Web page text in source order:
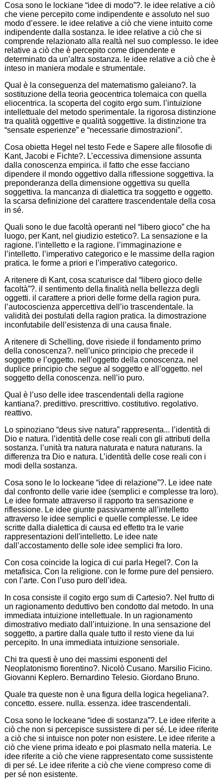
Cosa sono le lockiane “idee di modo”?. le idee relative a ciò
che viene percepito come indipendente e assoluto nel suo
modo d’essere. le idee relative a ciò che viene intuito come
indipendente dalla sostanza. le idee relative a ciò che si
comprende relazionato alla realtà nel suo complesso. le idee
relative a ciò che è percepito come dipendente e
determinato da un’altra sostanza. le idee relative a ciò che è
inteso in maniera modale e strumentale.
Qual è la conseguenza del matematismo galeiano?. la
sostituzione della teoria geocentrica tolemaica con quella
eliocentrica. la scoperta del cogito ergo sum. l’intuizione
intellettuale del metodo sperimentale. la rigorosa distinzione
tra qualità oggettive e qualità soggettive. la distinzione tra
“sensate esperienze” e “necessarie dimostrazioni”.
Cosa obietta Hegel nel testo Fede e Sapere alle filosofie di
Kant, Jacobi e Fichte?. L’eccessiva dimensione assunta
dalla conoscenza empirica. il fatto che esse facciano
dipendere il mondo oggettivo dalla riflessione soggettiva. la
preponderanza della dimensione oggettiva su quella
soggettiva. la mancanza di dialettica tra soggetto e oggetto.
la scarsa definizione del carattere trascendentale della cosa
in sé.
Quali sono le due facoltà operanti nel “libero gioco” che ha
luogo, per Kant, nel giudizio estetico?. La sensazione e la
ragione. l’intelletto e la ragione. l’immaginazione e
l’intelletto. l’imperativo categorico e le massime della ragion
pratica. le forme a priori e l’imperativo categorico.
A ritenere di Kant, cosa scaturisce dal “libero gioco delle
facoltà”?. il sentimento della finalità nella bellezza degli
oggetti. il carattere a priori delle forme della ragion pura.
l’autocoscienza appercettiva dell’io trascendentale. la
validità dei postulati della ragion pratica. la dimostrazione
inconfutabile dell’esistenza di una causa finale.
A ritenere di Schelling, dove risiede il fondamento primo
della conoscenza?. nell’unico principio che precede il
soggetto e l’oggetto. nell’oggetto della conoscenza. nel
duplice principio che segue al soggetto e all’oggetto. nel
soggetto della conoscenza. nell’io puro.
Qual è l’uso delle idee trascendentali della ragione
kantiana?. predittivo. prescrittivo. costitutivo. regolativo.
reattivo.
Lo spinoziano “deus sive natura” rappresenta... l’identità di
Dio e natura. l’identità delle cose reali con gli attributi della
sostanza. l’unità tra natura naturata e natura naturans. la
differenza tra Dio e natura. L’identità delle cose reali con i
modi della sostanza.
Cosa sono le lo lockeane “idee di relazione”?. Le idee nate
dal confronto delle varie idee (semplici e complesse tra loro).
Le idee formate attraverso il rapporto tra sensazione e
riflessione. Le idee giunte passivamente all’intelletto
attraverso le idee semplici e quelle complesse. Le idee
scritte dalla dialettica di causa ed effetto tra le varie
rappresentazioni dell'intelletto. Le idee nate
dall’accostamento delle sole idee semplici fra loro.
Con cosa coincide la logica di cui parla Hegel?. Con la
metafisica. Con la religione. con le forme pure del pensiero.
con l’arte. Con l’uso puro dell’idea.
In cosa consiste il cogito ergo sum di Cartesio?. Nel frutto di
un ragionamento deduttivo ben condotto dal metodo. In una
immediata intuizione intellettuale. In un ragionamento
dimostrativo mediato dall’intuizione. In una sensazione del
soggetto, a partire dalla quale tutto il resto viene da lui
percepito. In una immediata intuizione sensoriale.
Chi tra questi è uno dei massimi esponenti del
Neoplatonismo fiorentino?. Nicolò Cusano. Marsilio Ficino.
Giovanni Keplero. Bernardino Telesio. Giordano Bruno.
Quale tra queste non è una figura della logica hegeliana?.
concetto. essere. nulla. essenza. idee trascendentali.
Cosa sono le lockeane “idee di sostanza”?. Le idee riferite a
ciò che non si percepisce sussistere di per sé. Le idee riferite
a ciò che si intuisce non poter non esistere. Le idee riferite a
ciò che viene prima ideato e poi plasmato nella materia. Le
idee riferite a ciò che viene rappresentato come sussistente
di per sé. Le idee riferite a ciò che viene compreso come di
per sé non esistente.